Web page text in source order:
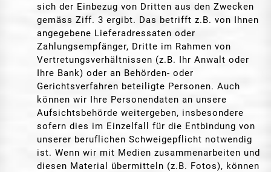
sich der Einbezug von Dritten aus den Zwecken
gemäss Ziff. 3 ergibt. Das betrifft z.B. von Ihnen
angegebene Lieferadressaten oder
Zahlungsempfänger, Dritte im Rahmen von
Vertretungsverhältnissen (z.B. Ihr Anwalt oder
Ihre Bank) oder an Behörden- oder
Gerichtsverfahren beteiligte Personen. Auch
können wir Ihre Personendaten an unsere
Aufsichtsbehörde weitergeben, insbesondere
sofern dies im Einzelfall für die Entbindung von
unserer beruflichen Schweigepflicht notwendig
ist. Wenn wir mit Medien zusammenarbeiten und
diesen Material übermitteln (z.B. Fotos), können